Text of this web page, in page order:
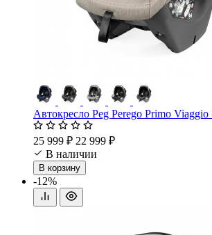
Автокресло Peg Perego Primo
25 999 ₽ 22 999 ₽
В наличии
В корзину
-12%